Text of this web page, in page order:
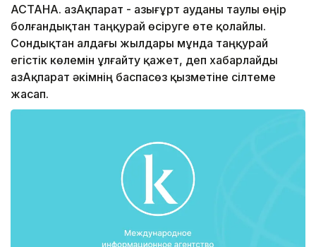
АСТАНА. ҚазАқпарат - Қазығұрт ауданы таулы өңір
болғандықтан таңқурай өсіруге өте қолайлы.
Сондықтан алдағы жылдары мұнда таңқурай
егістік көлемін ұлғайту қажет, деп хабарлайды
ҚазАқпарат әкімнің баспасөз қызметіне сілтеме
жасап.